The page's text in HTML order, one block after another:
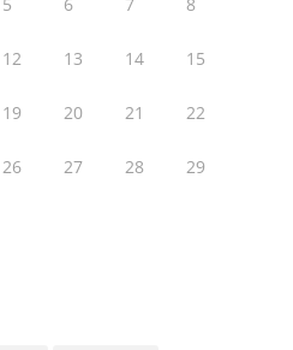
12 13 14 15
19 20 21 22
26 27 28 29